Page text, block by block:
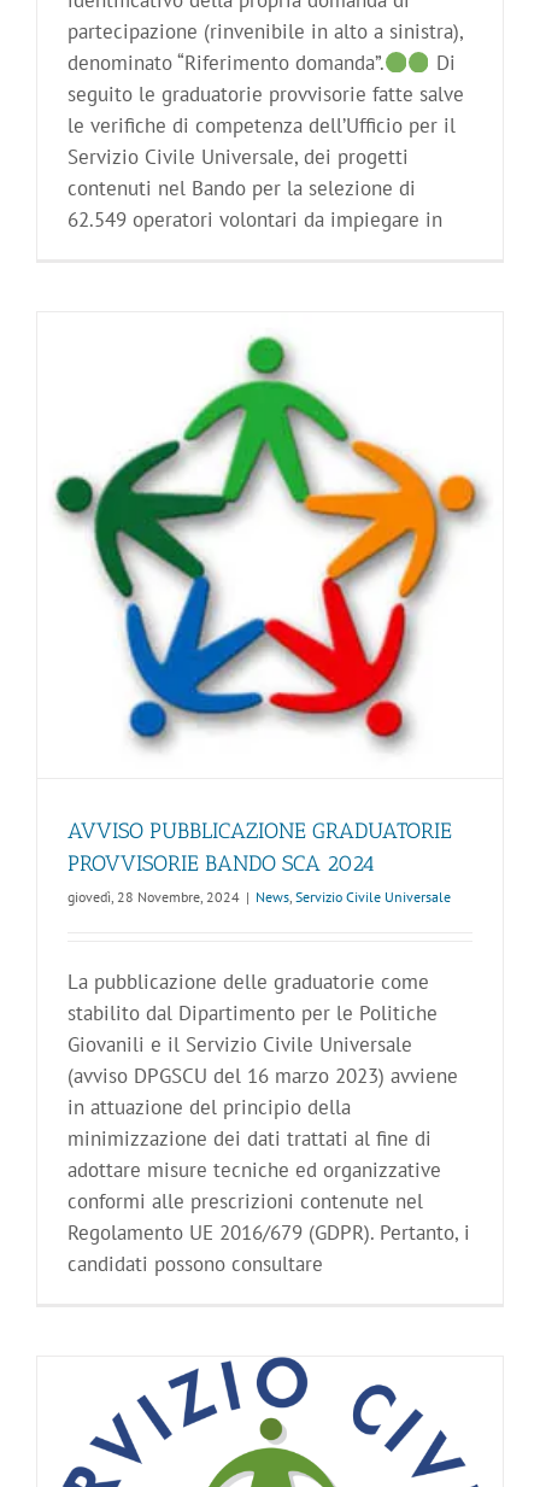
partecipazione (rinvenibile in alto a sinistra),
denominato “Riferimento domanda”.
Di
seguito le graduatorie provvisorie fatte salve
le verifiche di competenza dell’Ufficio per il
Servizio Civile Universale, dei progetti
contenuti nel Bando per la selezione di
62.549 operatori volontari da impiegare in
AVVISO PUBBLICAZIONE GRADUATORIE
PROVVISORIE BANDO SCA 2024
giovedì, 28 Novembre, 2024 | News, Servizio Civile Universale
La pubblicazione delle graduatorie come
stabilito dal Dipartimento per le Politiche
Giovanili e il Servizio Civile Universale
(avviso DPGSCU del 16 marzo 2023) avviene
in attuazione del principio della
minimizzazione dei dati trattati al fine di
adottare misure tecniche ed organizzative
conformi alle prescrizioni contenute nel
Regolamento UE 2016/679 (GDPR). Pertanto, i
candidati possono consultare